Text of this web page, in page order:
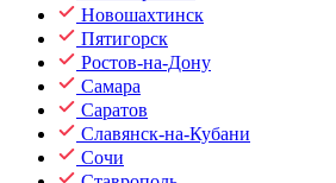
Новошахтинск
Пятигорск
Ростов-на-Дону
Самара
Саратов
Славянск-на-Кубани
Сочи